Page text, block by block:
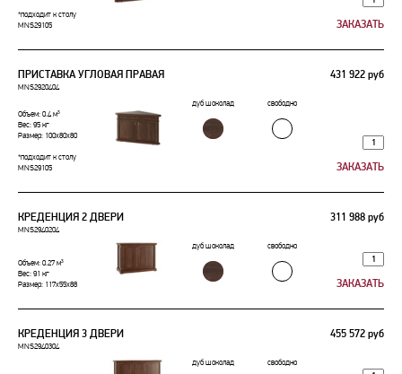
*подходит к столу
MNS29105
ПРИСТАВКА УГЛОВАЯ ПРАВАЯ 431 922 руб
MNS2920404
дуб шоколад
свободно
Объем: 0.4 м³
Вес: 95 кг
Размер: 100x80x80
*подходит к столу
MNS29105
КРЕДЕНЦИЯ 2 ДВЕРИ 311 988 руб
MNS2940204
дуб шоколад
свободно
Объем: 0.27 м³
Вес: 91 кг
Размер: 117x55x88
КРЕДЕНЦИЯ 3 ДВЕРИ 455 572 руб
MNS2940304
дуб шоколад
свободно